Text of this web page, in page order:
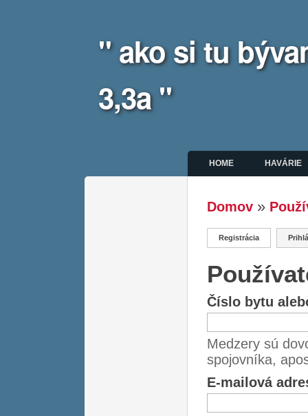
" ako si tu
3,3a "
Hlavné menu
HOME HAVÁRIE
Nachádzate
Domov»
Primárne
Registrácia(aktívna karta)
Číslo bytu
Medzery sú
spojovníka,
E-mailová